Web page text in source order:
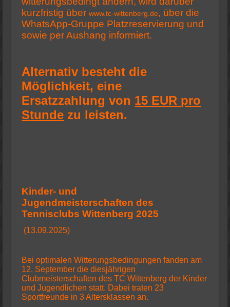
kurzfristig überwww.tc-wittenberg.de, über die
WhatsApp-Gruppe Platzreservierung und
sowie per Aushang informiert.
Alternativ besteht die
Möglichkeit, eine
Ersatzzahlung von 15 EUR pro
Stunde zu leisten.
Kinder- und
Jugendmeisterschaftendes
Tennisclubs Wittenberg 2025
(13.09.2025)
Bei optimalen Witterungsbedingungen fanden am
12. September die diesjährigen
Clubmeisterschaften des TC Wittenberg der Kinder
und Jugendlichen statt. Dabei traten 23
Sportfreunde in 3 Altersklassen an.